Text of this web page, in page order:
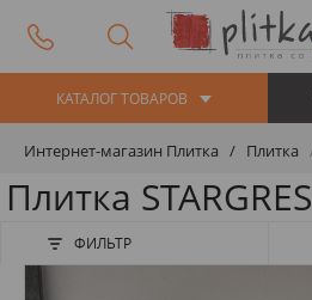
КАТАЛОГ ТОВАРОВ
Интернет-магазин Плитка Плитка
Плитка STARGRES
ФИЛЬТР